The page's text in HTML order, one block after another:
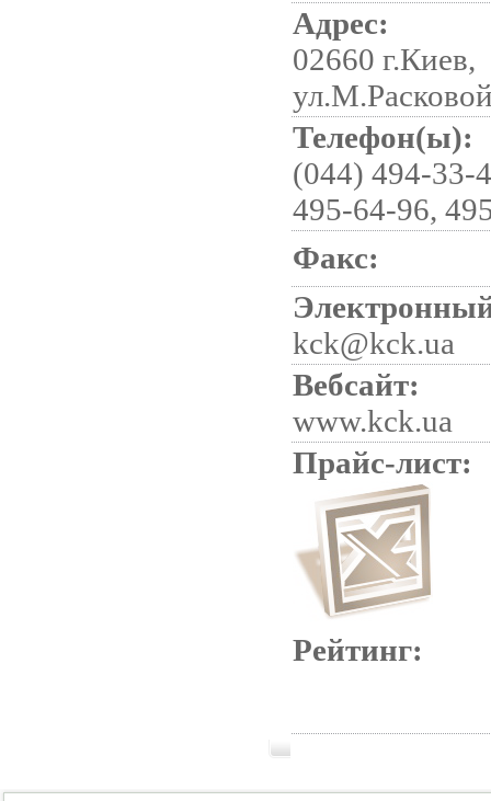
Адрес:
02660 г.Киев,
Телефон(ы):
(044) 494-33-
495-64-96,
Факс:
kck@kck.ua
Вебсайт:
www.kck.ua
Прайс-лист:
Рейтинг: